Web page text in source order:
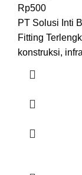
Rp500
PT Solusi Inti
Fitting
konstruksi,